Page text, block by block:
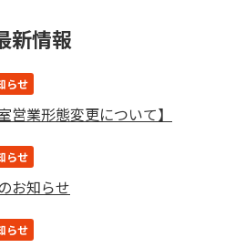
新情報
らせ
営業形態変更について】
らせ
お知らせ
らせ